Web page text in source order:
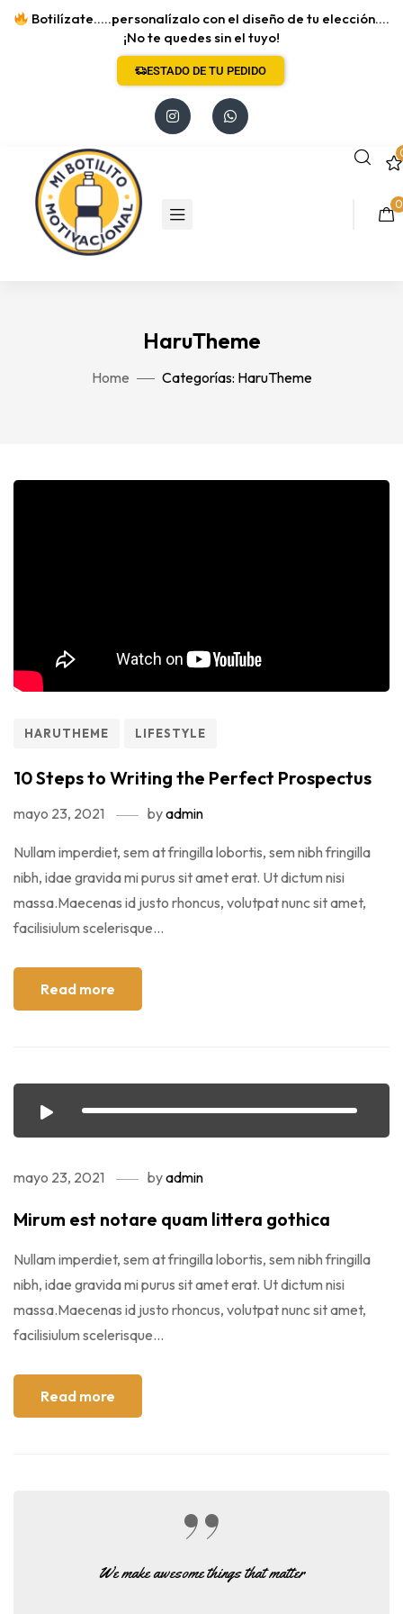
Botilízate.....personalízalo con el diseño de tu elección....
¡No te quedes sin el tuyo!
ESTADO DE TU PEDIDO
0
HaruTheme
Home Categorías: HaruTheme
HARUTHEME LIFESTYLE
10 Steps to Writing the Perfect Prospectus
mayo 23, 2021 byadmin
Nullam imperdiet, sem at fringilla lobortis, sem nibh fringilla
nibh, idae gravida mi purus sit amet erat. Ut dictum nisi
massa.Maecenas id justo rhoncus, volutpat nunc sit amet,
facilisiulum scelerisque...
Read more
mayo 23, 2021 byadmin
Mirum est notare quam littera gothica
Nullam imperdiet, sem at fringilla lobortis, sem nibh fringilla
nibh, idae gravida mi purus sit amet erat. Ut dictum nisi
massa.Maecenas id justo rhoncus, volutpat nunc sit amet,
facilisiulum scelerisque...
Read more
We make awesome things that matter